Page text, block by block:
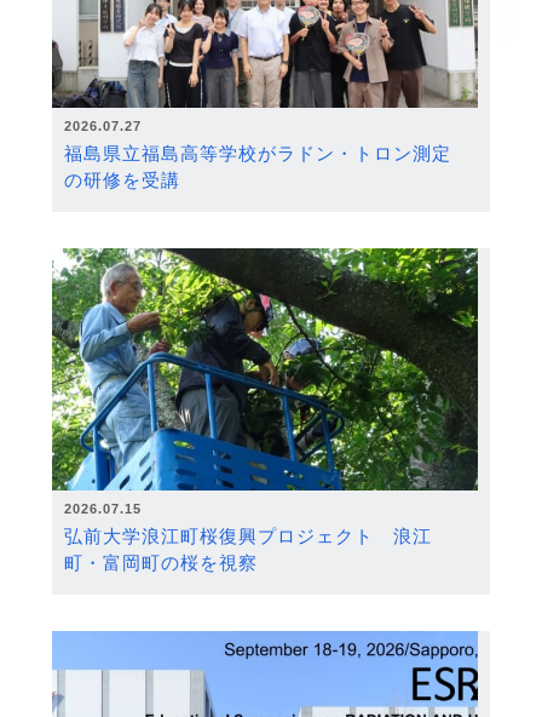
2026.07.27
福島県立福島高等学校がラドン・トロン測定
の研修を受講
2026.07.15
弘前大学浪江町桜復興プロジェクト 浪江
町・富岡町の桜を視察